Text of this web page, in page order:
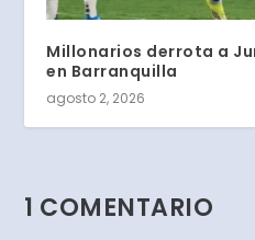
Millonarios derrota a
en Barranquilla
agosto 2, 2026
1 COMENTARIO